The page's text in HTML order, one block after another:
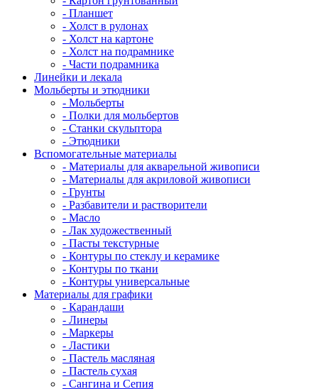
- Планшет
- Холст в рулонах
- Холст на картоне
- Холст на подрамнике
- Части подрамника
Линейки и лекала
Мольберты и этюдники
- Мольберты
- Полки для мольбертов
- Станки скульптора
- Этюдники
Вспомогательные материалы
- Материалы для акварельной живописи
- Материалы для акриловой живописи
- Грунты
- Разбавители и растворители
- Масло
- Лак художественный
- Пасты текстурные
- Контуры по стеклу и керамике
- Контуры по ткани
- Контуры универсальные
Материалы для графики
- Карандаши
- Линеры
- Маркеры
- Ластики
- Пастель масляная
- Пастель сухая
- Сангина и Сепия